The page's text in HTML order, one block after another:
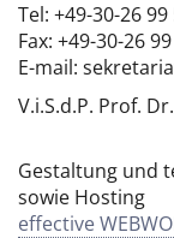
Tel: +49-30-26 99
Fax: +49-30-26
E-mail:
V.i.S.d.P. Prof.
Gestaltung und
sowie Hosting
effective